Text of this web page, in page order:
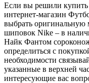
Если вы решили
интернет-магазин
выбрать оригинальную
шиповок Nike – в
Найк Фантом
определиться с
необходимости
указанные в верхней
интересующие вас